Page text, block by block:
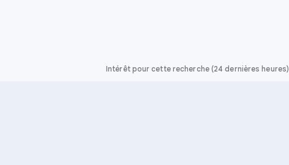
Intérêt pour cette recherche (24 dernières heures)